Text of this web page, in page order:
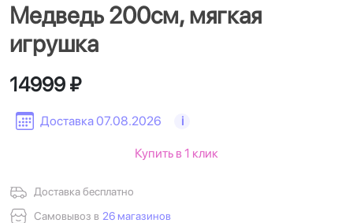
Медведь 200см, мягкая
игрушка
Доставка 07.08.2026 i
14999 ₽
Доставка бесплатно
Самовывоз в 26 магазинов
Купить в 1 клик